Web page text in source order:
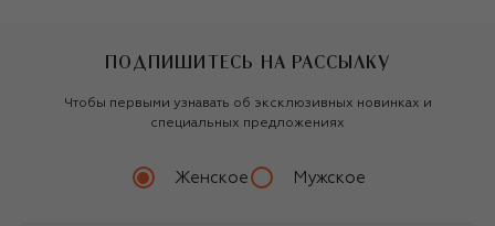
ПОДПИШИТЕСЬ НА РАССЫЛКУ
Чтобы первыми узнавать об эксклюзивных новинках и
специальных предложениях
Женское Мужское